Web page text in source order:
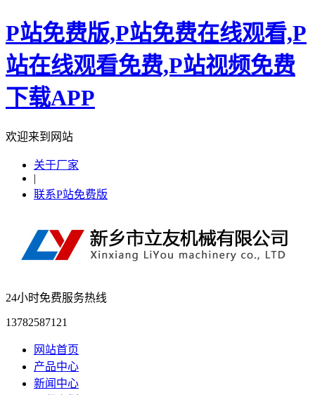
P站免费版,P站免费在线观看,P
站在线观看免费,P站视频免费
下载APP
欢迎来到网站
关于厂家
|
联系P站免费版
24小时免费服务热线
13782587121
网站首页
产品中心
新闻中心